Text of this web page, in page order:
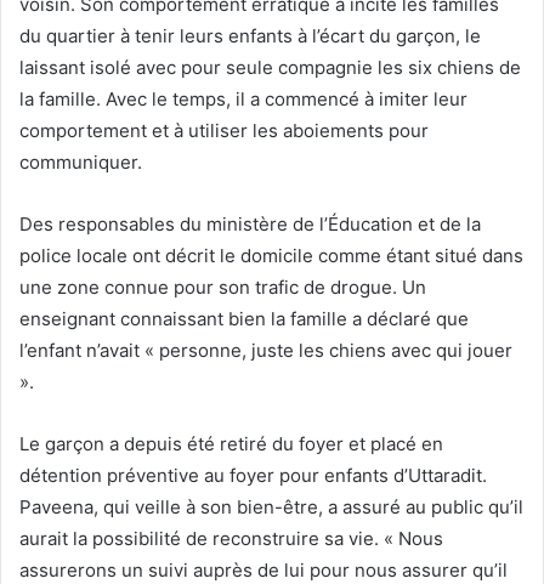
du quartier à tenir leurs enfants à l’écart du garçon, le
laissant isolé avec pour seule compagnie les six chiens de
la famille. Avec le temps, il a commencé à imiter leur
comportement et à utiliser les aboiements pour
communiquer.
Des responsables du ministère de l’Éducation et de la
police locale ont décrit le domicile comme étant situé dans
une zone connue pour son trafic de drogue. Un
enseignant connaissant bien la famille a déclaré que
l’enfant n’avait « personne, juste les chiens avec qui jouer
».
Le garçon a depuis été retiré du foyer et placé en
détention préventive au foyer pour enfants d’Uttaradit.
Paveena, qui veille à son bien-être, a assuré au public qu’il
aurait la possibilité de reconstruire sa vie. « Nous
assurerons un suivi auprès de lui pour nous assurer qu’il